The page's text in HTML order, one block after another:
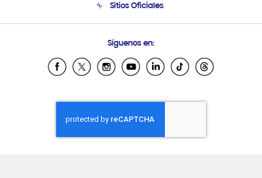
Soporte vía eMail
Sitios Oficiales
Samsung Ecuador
Samsung El Salvador
Samsung Honduras
Samsung Nicaragua
Samsung Panamá
Síguenos en: